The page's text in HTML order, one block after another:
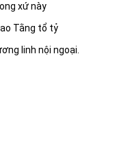
xứ này
Tằng tổ tỷ
linh nội ngoại.